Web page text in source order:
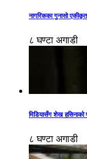
नागरिकका गुनासो
८ घण्टा अगाडी
मिडियासँग शेख
८ घण्टा अगाडी